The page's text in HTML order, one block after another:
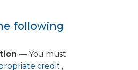
following
— You must
credit ,